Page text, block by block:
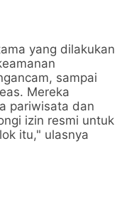
yang dilakukan
sampai
Mereka
pariwisata dan
izin resmi untuk
itu," ulasnya